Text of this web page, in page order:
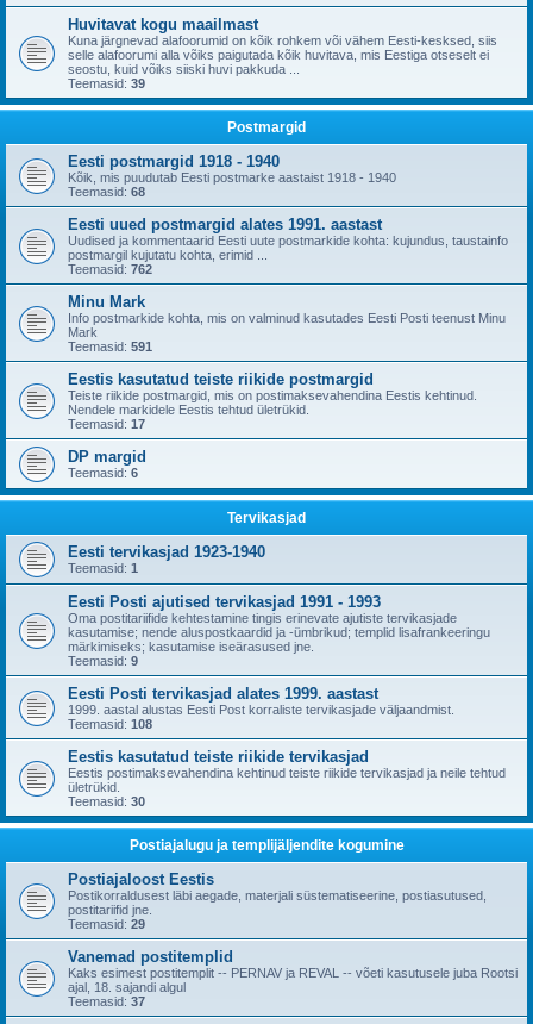
Huvitavat kogu maailmast
Kuna järgnevad alafoorumid on kõik rohkem või vähem Eesti-kesksed, siis
selle alafoorumi alla võiks paigutada kõik huvitava, mis Eestiga otseselt ei
seostu, kuid võiks siiski huvi pakkuda ...
Teemasid: 39
Postmargid
Eesti postmargid 1918 - 1940
Kõik, mis puudutab Eesti postmarke aastaist 1918 - 1940
Teemasid: 68
Eesti uued postmargid alates 1991. aastast
Uudised ja kommentaarid Eesti uute postmarkide kohta: kujundus, taustainfo
postmargil kujutatu kohta, erimid ...
Teemasid: 762
Minu Mark
Info postmarkide kohta, mis on valminud kasutades Eesti Posti teenust Minu
Mark
Teemasid: 591
Eestis kasutatud teiste riikide postmargid
Teiste riikide postmargid, mis on postimaksevahendina Eestis kehtinud.
Nendele markidele Eestis tehtud ületrükid.
Teemasid: 17
DP margid
Teemasid: 6
Tervikasjad
Eesti tervikasjad 1923-1940
Teemasid: 1
Eesti Posti ajutised tervikasjad 1991 - 1993
Oma postitariifide kehtestamine tingis erinevate ajutiste tervikasjade
kasutamise; nende aluspostkaardid ja -ümbrikud; templid lisafrankeeringu
märkimiseks; kasutamise iseärasused jne.
Teemasid: 9
Eesti Posti tervikasjad alates 1999. aastast
1999. aastal alustas Eesti Post korraliste tervikasjade väljaandmist.
Teemasid: 108
Eestis kasutatud teiste riikide tervikasjad
Eestis postimaksevahendina kehtinud teiste riikide tervikasjad ja neile tehtud
ületrükid.
Teemasid: 30
Postiajalugu ja templijäljendite kogumine
Postiajaloost Eestis
Postikorraldusest läbi aegade, materjali süstematiseerine, postiasutused,
postitariifid jne.
Teemasid: 29
Vanemad postitemplid
Kaks esimest postitemplit -- PERNAV ja REVAL -- võeti kasutusele juba Rootsi
ajal, 18. sajandi algul
Teemasid: 37